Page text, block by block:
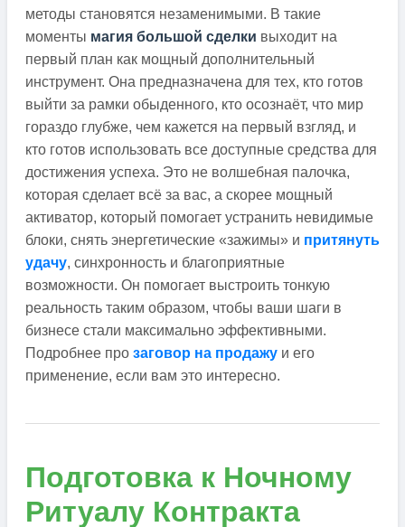
методы становятся незаменимыми. В такие
моменты магия большой сделки выходит на
первый план как мощный дополнительный
инструмент. Она предназначена для тех, кто готов
выйти за рамки обыденного, кто осознаёт, что мир
гораздо глубже, чем кажется на первый взгляд, и
кто готов использовать все доступные средства для
достижения успеха. Это не волшебная палочка,
которая сделает всё за вас, а скорее мощный
активатор, который помогает устранить невидимые
блоки, снять энергетические «зажимы» и притянуть
удачу, синхронность и благоприятные
возможности. Он помогает выстроить тонкую
реальность таким образом, чтобы ваши шаги в
бизнесе стали максимально эффективными.
Подробнее про заговор на продажу и его
применение, если вам это интересно.
Подготовка к Ночному
Ритуалу Контракта